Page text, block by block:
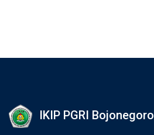
IKIP PGRI Bojonegoro